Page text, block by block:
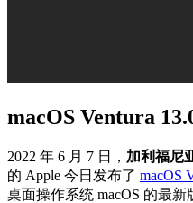
macOS Ventura
2022 年 6 月 7 日， 加利福尼
的 Apple 今日发布了 macOS
桌面操作系统 macOS 的最